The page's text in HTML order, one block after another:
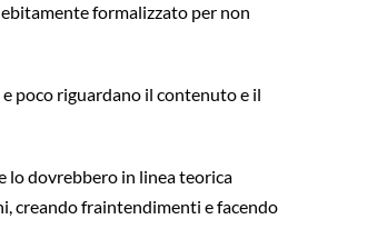
formalizzato per non
poco riguardano il contenuto e il
lo dovrebbero in linea teorica
creando fraintendimenti e facendo